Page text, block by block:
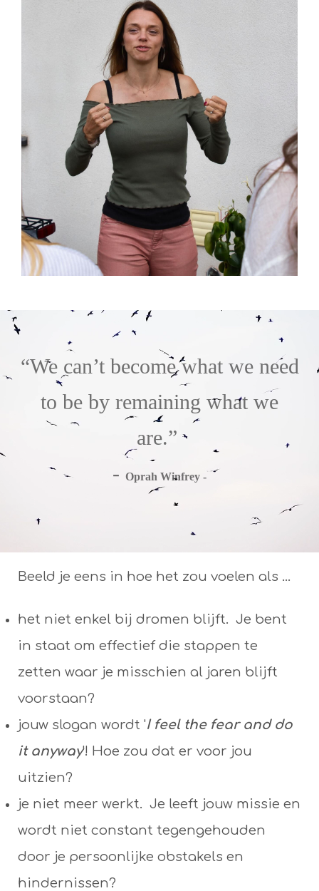
“We can’t become what we need
to be by remaining what we
are.”
- Oprah Winfrey -
Beeld je eens in hoe het zou voelen als ...
het niet enkel bij dromen blijft. Je bent
in staat om effectief die stappen te
zetten waar je misschien al jaren blijft
voorstaan?
jouw slogan wordt 'I feel the fear and do
it anyway'! Hoe zou dat er voor jou
uitzien?
je niet meer werkt. Je leeft jouw missie en
wordt niet constant tegengehouden
door je persoonlijke obstakels en
hindernissen?